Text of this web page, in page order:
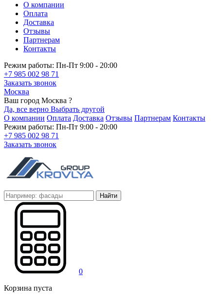
О компании
Оплата
Доставка
Отзывы
Партнерам
Контакты
Режим работы: Пн-Пт 9:00 - 20:00
+7 985 002 98 71
Заказать звонок
Москва
Ваш город Москва ?
Да, все верно Выбрать другой
О компании Оплата Доставка Отзывы Партнерам Контакты
Режим работы: Пн-Пт 9:00 - 20:00
+7 985 002 98 71
Заказать звонок
Найти
0
Корзина пуста